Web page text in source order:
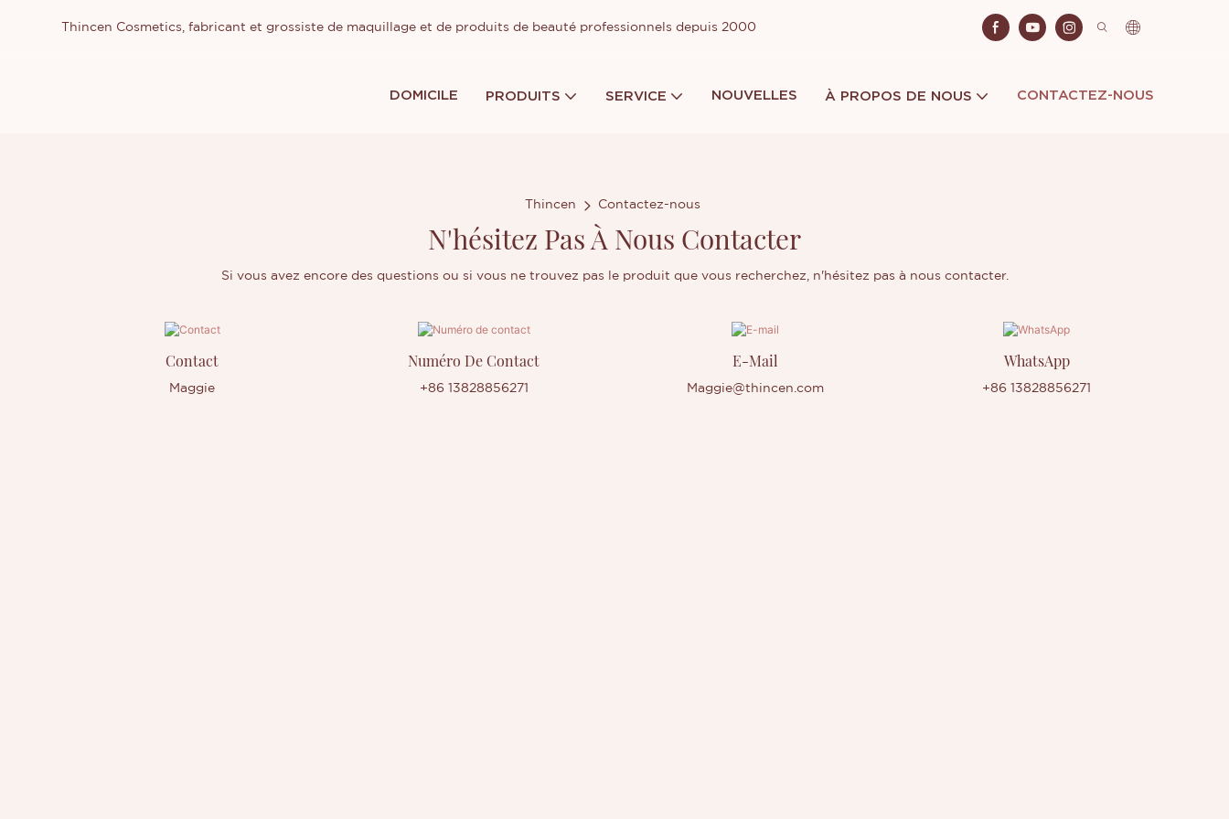
Thincen Cosmetics, fabricant et grossiste de maquillage et de produits de beauté professionnels depuis 2000
DOMICILE PRODUITS SERVICE NOUVELLES À PROPOS DE NOUS CONTACTEZ-NOUS
Thincen Contactez-nous
N'hésitez Pas À Nous Contacter
Si vous avez encore des questions ou si vous ne trouvez pas le produit que vous recherchez, n'hésitez pas à nous contacter.
Contact
Maggie
Numéro De Contact
+86 13828856271
E-Mail
Maggie@thincen.com
WhatsApp
+86 13828856271